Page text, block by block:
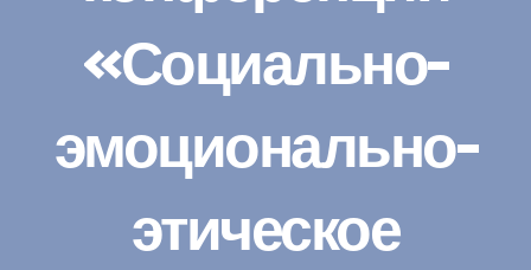
«Социально-
эмоционально-
этическое